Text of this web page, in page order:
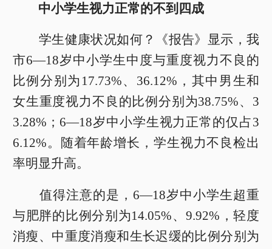
中小学生视力正常的不到四成
学生健康状况如何？《报告》显示，我
市6—18岁中小学生中度与重度视力不良的
比例分别为17.73%、36.12%，其中男生和
女生重度视力不良的比例分别为38.75%、3
3.28%；6—18岁中小学生视力正常的仅占3
6.12%。随着年龄增长，学生视力不良检出
率明显升高。
值得注意的是，6—18岁中小学生超重
与肥胖的比例分别为14.05%、9.92%，轻度
消瘦、中重度消瘦和生长迟缓的比例分别为